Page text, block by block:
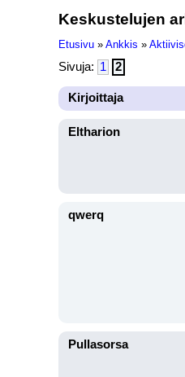
Keskustelujen
Etusivu » Ankkis »
Sivuja: 1 2
Kirjoittaja
Eltharion
qwerq
Pullasorsa